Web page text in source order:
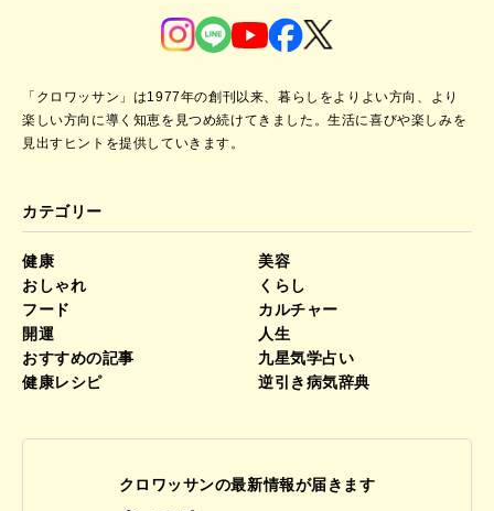
「クロワッサン」は1977年の創刊以来、暮らしをよりよい方向、より
楽しい方向に導く知恵を見つめ続けてきました。生活に喜びや楽しみを
見出すヒントを提供していきます。
カテゴリー
健康
美容
おしゃれ
くらし
フード
カルチャー
開運
人生
おすすめの記事
九星気学占い
健康レシピ
逆引き病気辞典
クロワッサンの最新情報が届きます